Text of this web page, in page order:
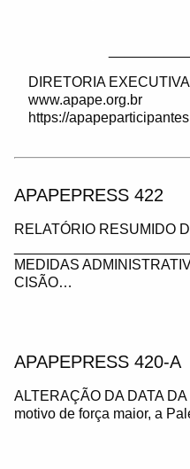
DIRETORIA
www.apape.org.br
https://
APAPEPRESS 422
RELATÓRIO RESUMIDO
MEDIDAS
CISÃO…
APAPEPRESS 420-A
ALTERAÇÃO DA DATA
motivo de força maior, a